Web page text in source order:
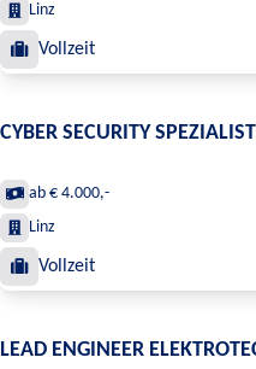
Linz
Vollzeit
CYBER SECURITY
ab € 4.000,-
Linz
Vollzeit
LEAD ENGINEER